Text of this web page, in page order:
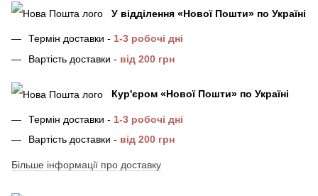
У відділення «Нової Пошти» по Україні
Термін доставки - 1-3 робочі дні
Вартість доставки - від 200 грн
Кур'єром «Нової Пошти» по Україні
Термін доставки - 1-3 робочі дні
Вартість доставки - від 200 грн
Більше інформації про доставку